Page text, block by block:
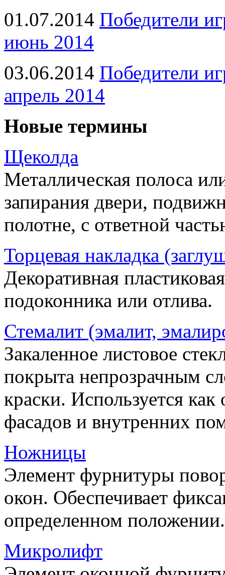
01.07.2014 Победители
июнь 2014
03.06.2014 Победители
апрель 2014
Новые термины
Щеколда
Металлическая полоса
запирания двери,
полотне, с ответной
Торцевая накладка
Декоративная
подоконника или отлива.
Стемалит (эмалит,
Закаленное листовое
покрыта непрозрачным
краски. Используется
фасадов и внутренних
Ножницы
Элемент фурнитуры
окон. Обеспечивает
определенном положении.
Микролифт